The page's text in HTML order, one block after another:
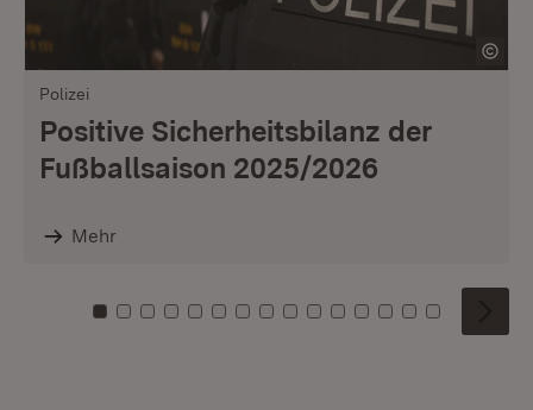
Polizei
Positive Sicherheitsbilanz der
Fußballsaison 2025/2026
Mehr
Zu Kachel: 0
Zu Kachel: 1
Zu Kachel: 2
Zu Kachel: 3
Zu Kachel: 4
Zu Kachel: 5
Zu Kachel: 6
Zu Kachel: 7
Zu Kachel: 8
Zu Kachel: 9
Zu Kachel: 10
Zu Kachel: 11
Zu Kachel: 12
Zu Kachel:
Zu